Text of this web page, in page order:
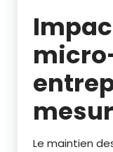
Le maintien